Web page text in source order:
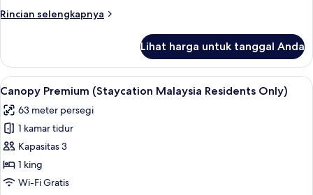
Residents
Rincian selengkapnya
Rincian
Canopy
Deluxe
(Staycation
Malaysia
Residents
Only)
Lihat harga untuk tanggal Anda
Lihat
semua
foto
untuk
Canopy
Premium
(Staycation
Seprai katun Mesir, seprai premium,
5
Canopy Premium (Staycation Malaysia Residents Only)
63 meter persegi
1 kamar tidur
Kapasitas 3
1 king
Wi-Fi Gratis